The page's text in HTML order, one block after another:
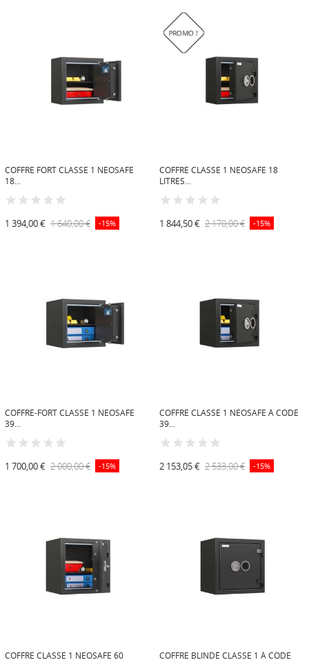
COFFRE FORT CLASSE 1 NEOSAFE
18...
1 394,00 € 1 640,00 € -15%
PROMO !
COFFRE CLASSE 1 NEOSAFE 18
LITRES...
1 844,50 € 2 170,00 € -15%
COFFRE-FORT CLASSE 1 NEOSAFE
39...
1 700,00 € 2 000,00 € -15%
COFFRE CLASSE 1 NEOSAFE À CODE
39...
2 153,05 € 2 533,00 € -15%
COFFRE CLASSE 1 NEOSAFE 60
COFFRE BLINDÉ CLASSE 1 À CODE